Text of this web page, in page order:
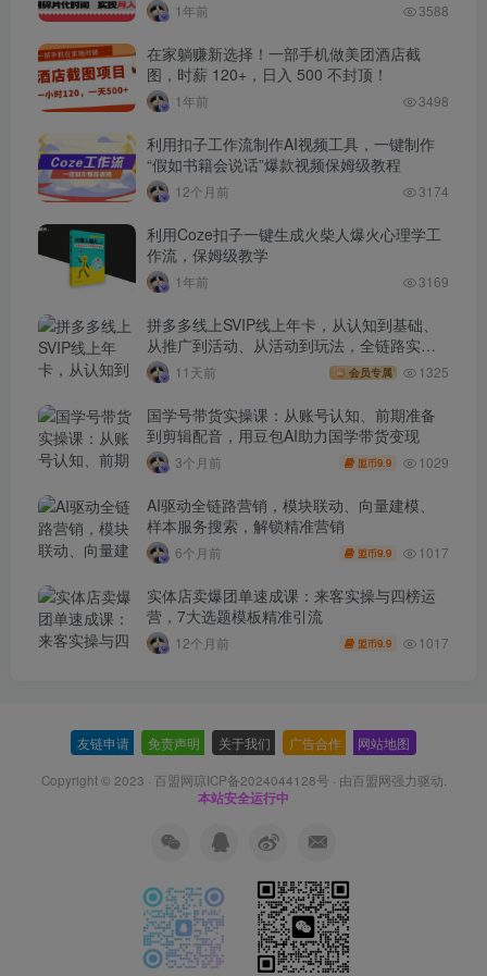
1年前 3588
在家躺赚新选择！一部手机做美团酒店截
图，时薪 120+，日入 500 不封顶！
1年前 3498
利用扣子工作流制作AI视频工具，一键制作
“假如书籍会说话”爆款视频保姆级教程
12个月前 3174
利用Coze扣子一键生成火柴人爆火心理学工
作流，保姆级教学
1年前 3169
拼多多线上SVIP线上年卡，从认知到基础、
从推广到活动、从活动到玩法，全链路实战
(260730)
11天前 会员专属 1325
国学号带货实操课：从账号认知、前期准备
到剪辑配音，用豆包AI助力国学带货变现
3个月前 盟币9.9 1029
AI驱动全链路营销，模块联动、向量建模、
样本服务搜索，解锁精准营销
6个月前 盟币9.9 1017
实体店卖爆团单速成课：来客实操与四榜运
营，7大选题模板精准引流
12个月前 盟币9.9 1017
友链申请 免责声明 关于我们 广告合作 网站地图
Copyright © 2023 · 百盟网琼ICP备2024044128号 · 由百盟网强力驱动.
本站安全运行中